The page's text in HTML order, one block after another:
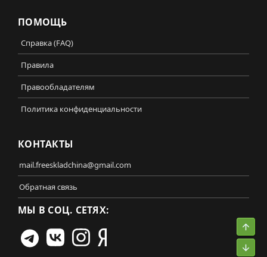
ПОМОЩЬ
Справка (FAQ)
Правила
Правообладателям
Политика конфиденциальности
КОНТАКТЫ
mail.freeskladchina@gmail.com
Обратная связь
МЫ В СОЦ. СЕТЯХ: